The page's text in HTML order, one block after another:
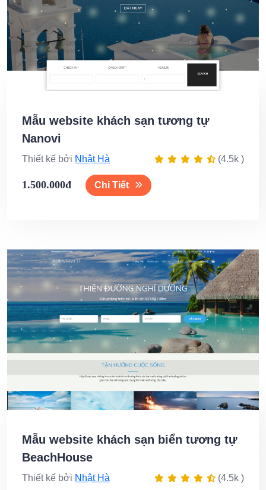
Mẫu website khách sạn tương tự
Nanovi
Thiết kế bởi Nhật Hà (4.5k )
1.500.000đ Chi Tiết
Mẫu website khách sạn biển tương tự
BeachHouse
Thiết kế bởi Nhật Hà (4.5k )